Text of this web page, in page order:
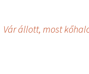
Vár állott, most